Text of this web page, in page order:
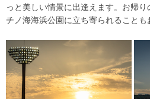
っと美しい情景に出逢えます。お帰
チノ海海浜公園に立ち寄られることも